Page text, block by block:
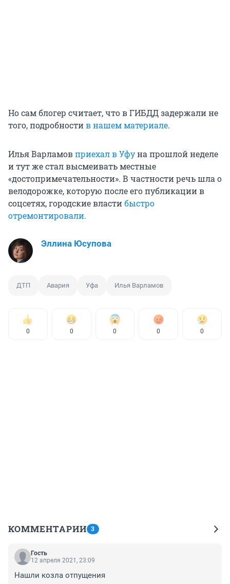
Но сам блогер считает, что в ГИБДД задержали не
того, подробностив нашем материале.
Илья Варламовприехал в Уфуна прошлой неделе
и тут же стал высмеивать местные
«достопримечательности». В частности речь шла о
велодорожке, которую после его публикации в
соцсетях, городские властибыстро
отремонтировали.
Эллина Юсупова
ДТП Авария Уфа Илья Варламов
0 0 0 0 0
КОММЕНТАРИИ 3
Гость
12 апреля 2021, 23:09
Нашли козла отпущения